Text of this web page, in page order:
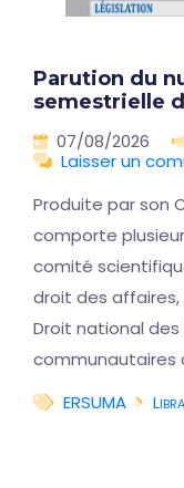
Parution du
semestrielle
07/08/2026
Laisser un
Produite par son
comporte
comité
droit des affaires,
Droit national
communautaires
ERSUMA